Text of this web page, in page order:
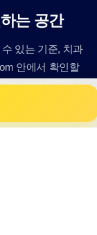
는 공간
있는 기준, 치과
안에서 확인할
반 정보 제공을
을 통해 확인하